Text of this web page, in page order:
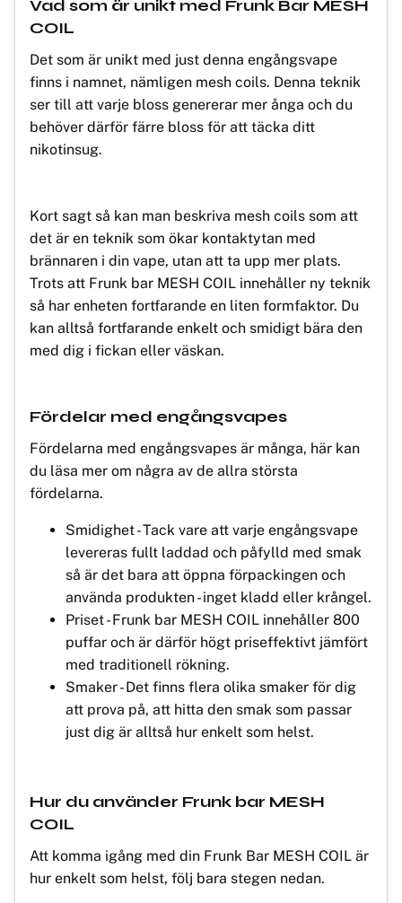
Vad som är unikt med Frunk Bar MESH
COIL
Det som är unikt med just denna engångsvape
finns i namnet, nämligen mesh coils. Denna teknik
ser till att varje bloss genererar mer ånga och du
behöver därför färre bloss för att täcka ditt
nikotinsug.
Kort sagt så kan man beskriva mesh coils som att
det är en teknik som ökar kontaktytan med
brännaren i din vape, utan att ta upp mer plats.
Trots att Frunk bar MESH COIL innehåller ny teknik
så har enheten fortfarande en liten formfaktor. Du
kan alltså fortfarande enkelt och smidigt bära den
med dig i fickan eller väskan.
Fördelar med engångsvapes
Fördelarna med engångsvapes är många, här kan
du läsa mer om några av de allra största
fördelarna.
Smidighet - Tack vare att varje engångsvape
levereras fullt laddad och påfylld med smak
så är det bara att öppna förpackingen och
använda produkten - inget kladd eller krångel.
Priset - Frunk bar MESH COIL innehåller 800
puffar och är därför högt priseffektivt jämfört
med traditionell rökning.
Smaker - Det finns flera olika smaker för dig
att prova på, att hitta den smak som passar
just dig är alltså hur enkelt som helst.
Hur du använder Frunk bar MESH
COIL
Att komma igång med din Frunk Bar MESH COIL är
hur enkelt som helst, följ bara stegen nedan.